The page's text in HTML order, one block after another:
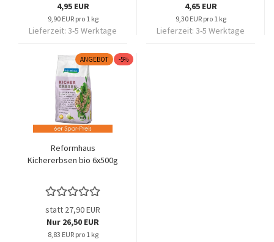
4,95 EUR
9,90 EUR pro 1 kg
Lieferzeit: 3-5 Werktage
4,65 EUR
9,30 EUR pro 1 kg
Lieferzeit: 3-5 Werktage
ANGEBOT -5%
Reformhaus
Kichererbsen bio 6x500g
statt 27,90 EUR
Nur 26,50 EUR
8,83 EUR pro 1 kg